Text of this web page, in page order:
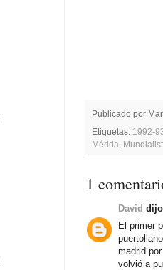
Publicado por
Etiquetas: 1992-
Mérida
1
David
El primer
madrid
volvió a